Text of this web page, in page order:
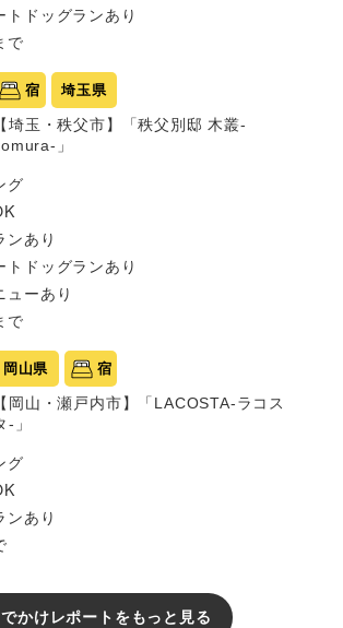
トドッグランあり
で
宿 埼玉県
【埼玉・秩父市】「秩父別邸 木叢-
」
グ
ンあり
トドッグランあり
ューあり
で
岡山県 宿
【岡山・瀬戸内市】「LACOSTA-ラコス
-」
グ
ンあり
かけレポートをもっと見る